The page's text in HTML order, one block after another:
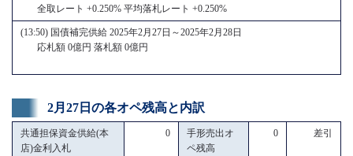
全取レート +0.250% 平均落札レート +0.250%
(13:50) 国債補完供給 2025年2月27日～2025年2月28日
応札額 0億円 落札額 0億円
2月27日の各オペ残高と内訳
共通担保資金供給(本
店)金利入札
0
手形売出オ
ペ残高
0 差引